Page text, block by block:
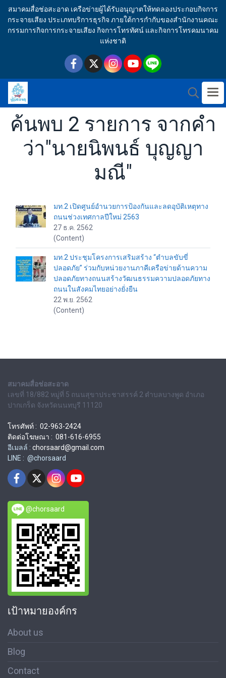
สมาคมสื่อช่อสะอาด เครือข่ายผู้ได้รับอนุญาตให้ทดลองประกอบกิจการ
กระจายเสียง ประเภทบริการธุรกิจ ภายใต้การกำกับของสำนักงานคณะ
กรรมการกิจการกระจายเสียง กิจการโทรทัศน์ และกิจการโทรคมนาคม
แห่งชาติ
ค้นพบ 2 รายการ จากคำ
ว่า"นายนิพนธ์ บุญญา
มณี"
มท.2 เปิดศูนย์อำนวยการป้องกันและลดอุบัติเหตุทาง
ถนนช่วงเทศกาลปีใหม่ 2563
27 ธ.ค. 2562
(Content)
มท.2 ประชุมโครงการเสริมสร้าง “ตำบลขับขี่
ปลอดภัย” ร่วมกับหน่วยงานภาคีเครือข่ายด้านความ
ปลอดภัยทางถนนสร้างวัฒนธรรมความปลอดภัยทาง
ถนนในสังคมไทยอย่างยั่งยืน
22 พ.ย. 2562
(Content)
สมาคมสื่อช่อสะอาด
เลขที่ 18/882 หมู่ที่ 5 ถนนสุขาประชาสรรค์ 2 ตำบลบางพูด อำเภอ
ปากเกร็ด จังหวัดนนทบุรี 11120
โทรศัพท์ : 02-963-2424
ติดต่อโฆษณา : 081-616-6955
อีเมลล์ : chorsaard@gmail.com
LINE : @chorsaard
@chorsaard
เป้าหมายองค์กร
About us
Blog
Contact